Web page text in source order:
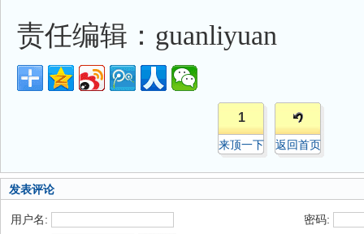
责任编辑：guanliyuan
1
来顶一下 返回首页
发表评论
用户名:
密码: